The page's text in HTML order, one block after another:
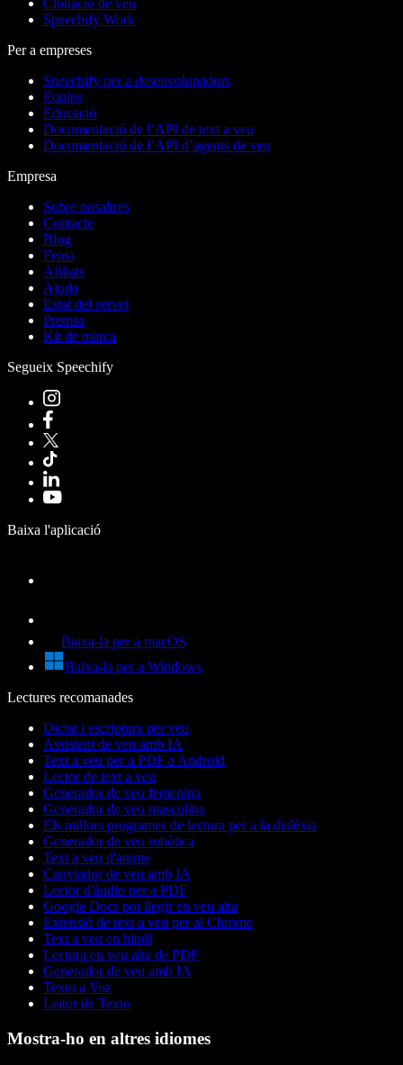
Clonació de veu
Speechify Work
Per a empreses
Speechify per a desenvolupadors
Equips
Educació
Documentació de l’API de text a veu
Documentació de l’API d’agents de veu
Empresa
Sobre nosaltres
Contacte
Blog
Feina
Afiliats
Ajuda
Estat del servei
Premsa
Kit de marca
Segueix Speechify
Baixa l'aplicació
Baixa-la per a macOS
Baixa-la per a Windows
Lectures recomanades
Dictat i escriptura per veu
Assistent de veu amb IA
Text a veu per a PDF a Android
Lector de text a veu
Generador de veu femenina
Generador de veu masculina
Els millors programes de lectura per a la dislèxia
Generador de veu robòtica
Text a veu d'anime
Canviador de veu amb IA
Lector d'àudio per a PDF
Google Docs pot llegir en veu alta
Extensió de text a veu per al Chrome
Text a veu en hindi
Lectura en veu alta de PDF
Generador de veu amb IA
Texto a Voz
Leitor de Texto
Mostra-ho en altres idiomes